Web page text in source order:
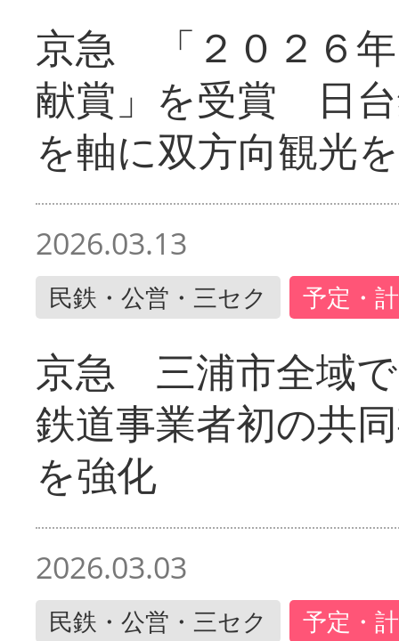
京急 「２０２６
献賞」を受賞 日
を軸に双方向観光
2026.03.13
民鉄・公営・三セク 予定・
京急 三浦市全域
鉄道事業者初の共
を強化
2026.03.03
民鉄・公営・三セク 予定・